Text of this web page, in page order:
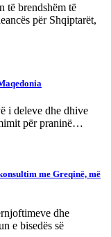
të brendshëm të
për Shqiptarët,
i deleve dhe dhive
për praninë…
me Greqinë, më
dhe
e bisedës së